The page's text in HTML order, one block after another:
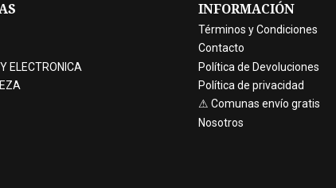
ELECTRONICA
INFORMACIÓN
Términos y Condiciones
Contacto
Política de Devoluciones
Política de privacidad
⚠ Comunas envío gratis
Nosotros